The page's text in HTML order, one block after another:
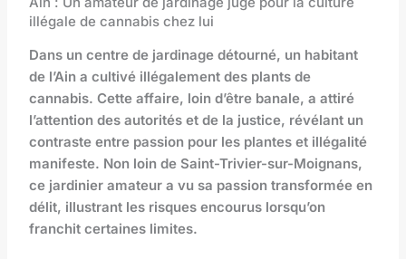
illégale de cannabis chez lui
Dans un centre de jardinage détourné, un habitant
de l’Ain a cultivé illégalement des plants de
cannabis. Cette affaire, loin d’être banale, a attiré
l’attention des autorités et de la justice, révélant un
contraste entre passion pour les plantes et illégalité
manifeste. Non loin de Saint-Trivier-sur-Moignans,
ce jardinier amateur a vu sa passion transformée en
délit, illustrant les risques encourus lorsqu’on
franchit certaines limites.